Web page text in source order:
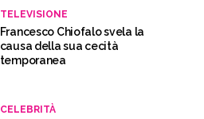
TELEVISIONE
Francesco Chiofalo svela la
causa della sua cecità
temporanea
CELEBRITÀ